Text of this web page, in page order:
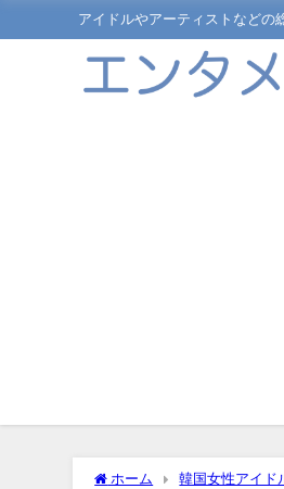
アイドルやアーティストなどの
ホーム 韓国女性アイド